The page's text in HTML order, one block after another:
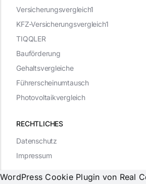
RECHTLICHES
Datenschutz
Impressum
Versicherungsvergleich1
KFZ-Versicherungsvergleich1
TIQQLER
Bauförderung
Gehaltsvergleiche
Führerscheinumtausch
Photovoltaikvergleich
WordPress Cookie Plugin von Real